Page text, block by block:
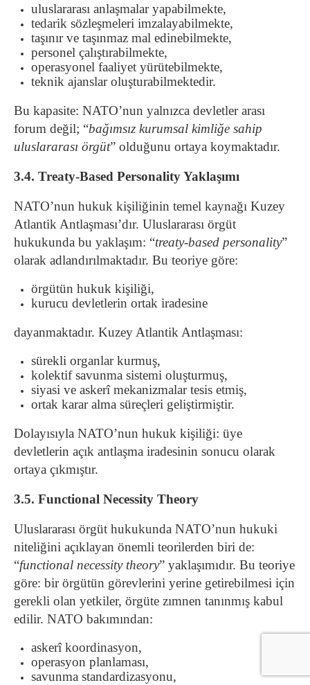
uluslararası anlaşmalar yapabilmekte,
tedarik sözleşmeleri imzalayabilmekte,
taşınır ve taşınmaz mal edinebilmekte,
personel çalıştırabilmekte,
operasyonel faaliyet yürütebilmekte,
teknik ajanslar oluşturabilmektedir.
Bu kapasite: NATO’nun yalnızca devletler arası
forum değil; “bağımsız kurumsal kimliğe sahip
uluslararası örgüt” olduğunu ortaya koymaktadır.
3.4. Treaty-Based Personality Yaklaşımı
NATO’nun hukuk kişiliğinin temel kaynağı Kuzey
Atlantik Antlaşması’dır. Uluslararası örgüt
hukukunda bu yaklaşım: “treaty-based personality”
olarak adlandırılmaktadır. Bu teoriye göre:
örgütün hukuk kişiliği,
kurucu devletlerin ortak iradesine
dayanmaktadır. Kuzey Atlantik Antlaşması:
sürekli organlar kurmuş,
kolektif savunma sistemi oluşturmuş,
siyasi ve askerî mekanizmalar tesis etmiş,
ortak karar alma süreçleri geliştirmiştir.
Dolayısıyla NATO’nun hukuk kişiliği: üye
devletlerin açık antlaşma iradesinin sonucu olarak
ortaya çıkmıştır.
3.5. Functional Necessity Theory
Uluslararası örgüt hukukunda NATO’nun hukuki
niteliğini açıklayan önemli teorilerden biri de:
“functional necessity theory” yaklaşımıdır. Bu teoriye
göre: bir örgütün görevlerini yerine getirebilmesi için
gerekli olan yetkiler, örgüte zımnen tanınmış kabul
edilir. NATO bakımından:
askerî koordinasyon,
operasyon planlaması,
savunma standardizasyonu,